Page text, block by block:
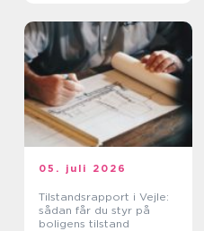
05. juli 2026
Tilstandsrapport i Vejle:
sådan får du styr på
boligens tilstand